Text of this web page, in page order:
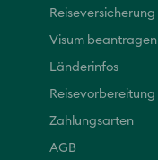
Reiseversicherung
Visum beantragen
Länderinfos
Reisevorbereitung
Zahlungsarten
AGB